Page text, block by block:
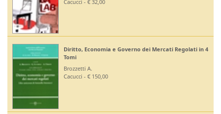
Cacucci - € 32,00
Diritto, Economia e Governo dei Mercati Regolati in 4
Tomi
Brozzetti A.
Cacucci - € 150,00